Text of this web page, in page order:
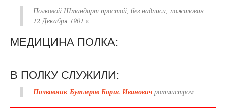
Полковой Штандарт простой, без надписи, пожалован
12 Декабря 1901 г.
МЕДИЦИНА ПОЛКА:
В ПОЛКУ СЛУЖИЛИ:
Полковник Бутлеров Борис Иванович ротмистром